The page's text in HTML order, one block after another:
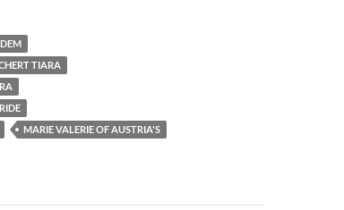
TIARA
MARIE VALERIE OF AUSTRIA'S